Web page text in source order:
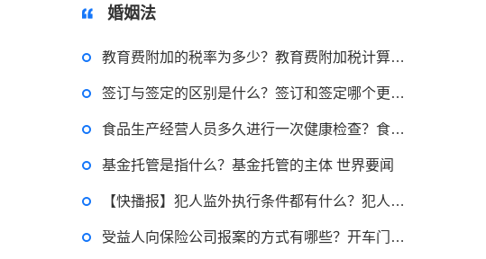
婚姻法
教育费附加的税率为多少？教育费附加税计算公式是什么？ 当前看点
签订与签定的区别是什么？签订和签定哪个更有法律效力？
食品生产经营人员多久进行一次健康检查？食品生产经营人员的要求有哪些？
基金托管是指什么？基金托管的主体 世界要闻
【快播报】犯人监外执行条件都有什么？犯人监外执行可以到外地吗？
受益人向保险公司报案的方式有哪些？开车门被撞保险公司是否赔？
2022-11-18 12:16:14
律师回答区
民事权利包括哪些